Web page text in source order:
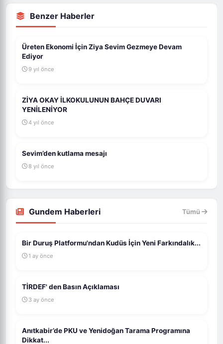
Benzer Haberler
Üreten Ekonomi İçin Ziya Sevim Gezmeye Devam
Ediyor
9 yıl önce
ZİYA OKAY İLKOKULUNUN BAHÇE DUVARI
YENİLENİYOR
4 yıl önce
Sevim’den kutlama mesajı
8 yıl önce
Gundem Haberleri Tümü
Bir Duruş Platformu'ndan Kudüs İçin Yeni Farkındalık...
1 ay önce
TİRDEF' den Basın Açıklaması
3 ay önce
Anıtkabir’de PKU ve Yenidoğan Tarama Programına
Dikkat...